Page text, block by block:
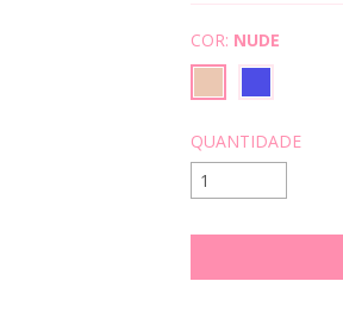
COR: NUDE
QUANTIDADE